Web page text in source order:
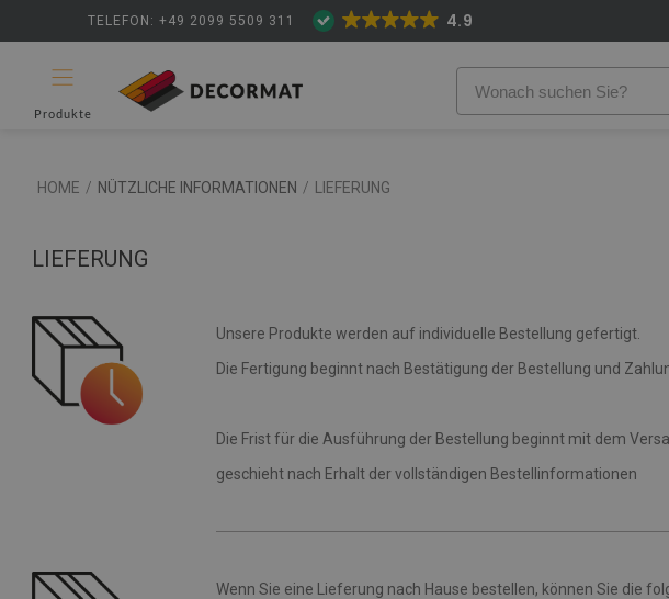
TELEFON: +49 2099 5509 311 4.9
Produkte
HOME / NÜTZLICHE INFORMATIONEN / LIEFERUNG
LIEFERUNG
Unsere Produkte werden auf individuelle Bestellung gefertigt.
Die Fertigung beginnt nach Bestätigung der Bestellung und
Die Frist für die Ausführung der Bestellung beginnt mit dem
geschieht nach Erhalt der vollständigen Bestellinformationen
Wenn Sie eine Lieferung nach Hause bestellen, können Sie die